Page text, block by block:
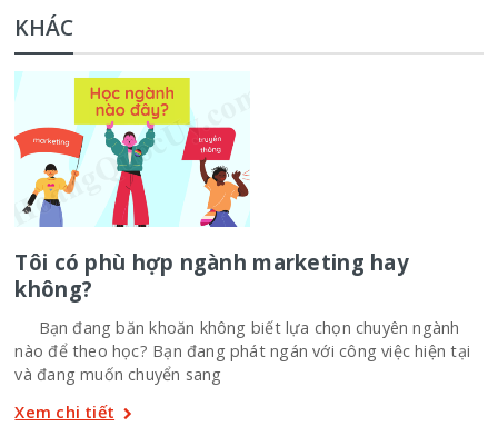
KHÁC
Tôi có phù hợp ngành marketing hay
không?
Bạn đang băn khoăn không biết lựa chọn chuyên ngành
nào để theo học? Bạn đang phát ngán với công việc hiện tại
và đang muốn chuyển sang
Xem chi tiết